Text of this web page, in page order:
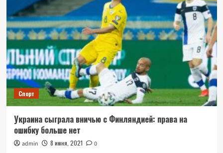
Спорт
Украина сыграла вничью с Финляндией: права на
ошибку больше нет
admin 8 июня, 2021 0